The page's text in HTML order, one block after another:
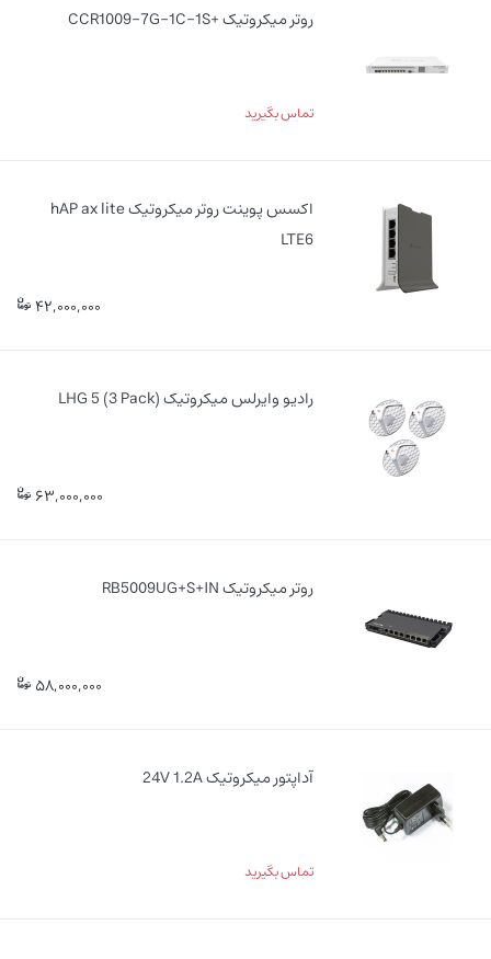
روتر میکروتیک +CCR1009-7G-1C-1S
تماس بگیرید
اکسس پوینت روتر میکروتیک hAP ax lite
LTE6
42,000,000
رادیو وایرلس میکروتیک LHG 5 (3 Pack)
63,000,000
روتر میکروتیک RB5009UG+S+IN
58,000,000
آداپتور میکروتیک 24V 1.2A
تماس بگیرید